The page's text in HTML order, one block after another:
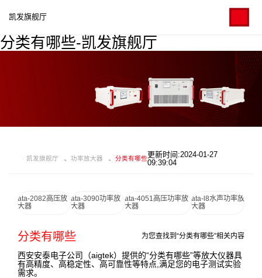
分类有哪些-凯发旗舰厅
凯发旗舰厅
凯发旗舰厅 功率放大器 分类有哪些更新时间:2024-01-27
09:39:04
ata-2082高压放
大器
ata-3090功率放
大器
ata-4051高压功率放
大器
ata-l8水声功率放
大器
分类有哪些 为您查找到“分类有哪些”相关内容
西安安泰电子公司（aigtek）提供的“分类有哪些”等放大仪器具
有高精度、高稳定性、高可靠性等特点,满足您的电子测试实验
需求。